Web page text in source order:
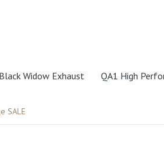
Black Widow Exhaust QA1 High
SALE